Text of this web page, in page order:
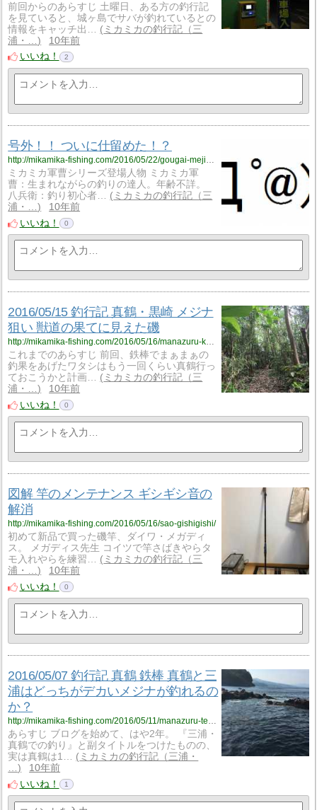
前回からのあらすじ 土曜日、ある方の釣行記
を見ていると、城ヶ島でサバが釣れているとの
情報をキャッチ出…
ミカミカの釣行記（三
浦・…
10年前
いいね！
2
号外！！ ついに仕留めた！？
http://mikamika-fishing.com/2016/05/22/gougai-mejina40cm/
ミカミカ軍曹シリーズ登場人物 ミカミカ軍
曹：生まれながらの釣りの達人。年齢不詳。
八兵衛：釣り初心者…
ミカミカの釣行記（三
浦・…
10年前
いいね！
0
2016/05/15 釣行記 真鶴・黒崎 メジナ
狙い 獣道の果てに見えた磯
http://mikamika-fishing.com/2016/05/16/manazuru-kurosaki/
これまでのあらすじ 前回、鉄棒でまぁまぁの
釣果をあげたワタシはもう一回くらい真鶴行っ
ておこうかと計画…
ミカミカの釣行記（三
浦・…
10年前
いいね！
0
図解 竿のメンテナンス ギシギシ音の
解消
http://mikamika-fishing.com/2016/05/16/sao-gishigishi/
初めて新品で買った磯竿、ダイワ・メガディ
ス。 メガディス先生 コイツで竿さばきやらタ
モ入れやらを練習…
ミカミカの釣行記（三
浦・…
10年前
いいね！
0
2016/05/07 釣行記 真鶴 鉄棒 真鶴と三
浦はどっちがデカいメジナが釣れるの
か？
http://mikamika-fishing.com/2016/05/11/manazuru-tetsubou/
あらすじ ブログを始めて、はや2年。 『三浦・
真鶴での釣り』と副タイトルをつけたものの、
実は真鶴は1…
ミカミカの釣行記（三浦・
…
10年前
いいね！
1